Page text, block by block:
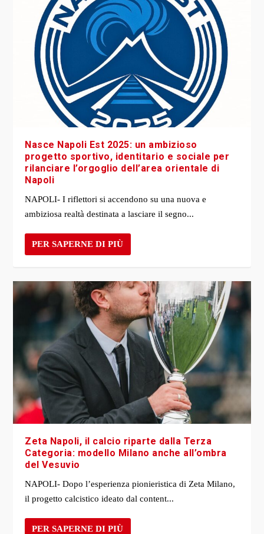
Nasce Napoli Est 2025: un ambizioso
progetto sportivo, identitario e sociale per
rilanciare l’orgoglio dell’area orientale di
Napoli
NAPOLI- I riflettori si accendono su una nuova e
ambiziosa realtà destinata a lasciare il segno...
PER SAPERNE DI PIÙ
Zeta Napoli, il calcio riparte dalla Terza
Categoria: modello Milano anche all’ombra
del Vesuvio
NAPOLI- Dopo l’esperienza pionieristica di Zeta Milano,
il progetto calcistico ideato dal content...
PER SAPERNE DI PIÙ